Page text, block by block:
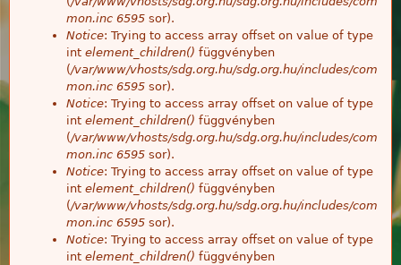
mon.inc 6595 sor).
Notice: Trying to access array offset on value of type
int element_children() függvényben
(/var/www/vhosts/sdg.org.hu/sdg.org.hu/includes/com
mon.inc 6595 sor).
Notice: Trying to access array offset on value of type
int element_children() függvényben
(/var/www/vhosts/sdg.org.hu/sdg.org.hu/includes/com
mon.inc 6595 sor).
Notice: Trying to access array offset on value of type
int element_children() függvényben
(/var/www/vhosts/sdg.org.hu/sdg.org.hu/includes/com
mon.inc 6595 sor).
Notice: Trying to access array offset on value of type
int element_children() függvényben